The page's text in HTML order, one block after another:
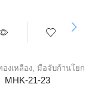
งเหลือง, มือจับก้านโยก
MHK-21-23